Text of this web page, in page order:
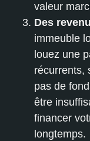
valeur
Des
immeuble
louez une
récurrents,
pas de
être
financer
longtemps.